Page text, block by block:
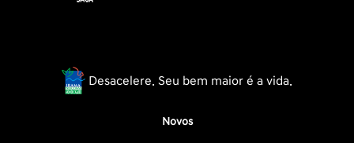
Desacelere. Seu bem maior é a vida.
Novos